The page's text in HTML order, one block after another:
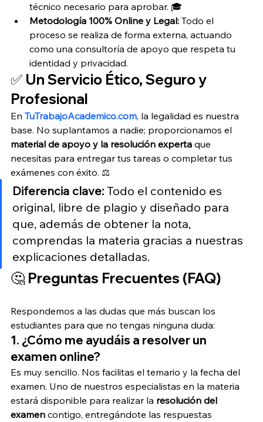
técnico necesario para aprobar. 🎓
Metodología 100% Online y Legal: Todo el
proceso se realiza de forma externa, actuando
como una consultoría de apoyo que respeta tu
identidad y privacidad.
✅ Un Servicio Ético, Seguro y
Profesional
En TuTrabajoAcademico.com, la legalidad es nuestra
base. No suplantamos a nadie; proporcionamos el
material de apoyo y la resolución experta que
necesitas para entregar tus tareas o completar tus
exámenes con éxito. ⚖️
Diferencia clave: Todo el contenido es
original, libre de plagio y diseñado para
que, además de obtener la nota,
comprendas la materia gracias a nuestras
explicaciones detalladas.
🤔 Preguntas Frecuentes (FAQ)
Respondemos a las dudas que más buscan los
estudiantes para que no tengas ninguna duda:
1. ¿Cómo me ayudáis a resolver un
examen online?
Es muy sencillo. Nos facilitas el temario y la fecha del
examen. Uno de nuestros especialistas en la materia
estará disponible para realizar la resolución del
examen contigo, entregándote las respuestas